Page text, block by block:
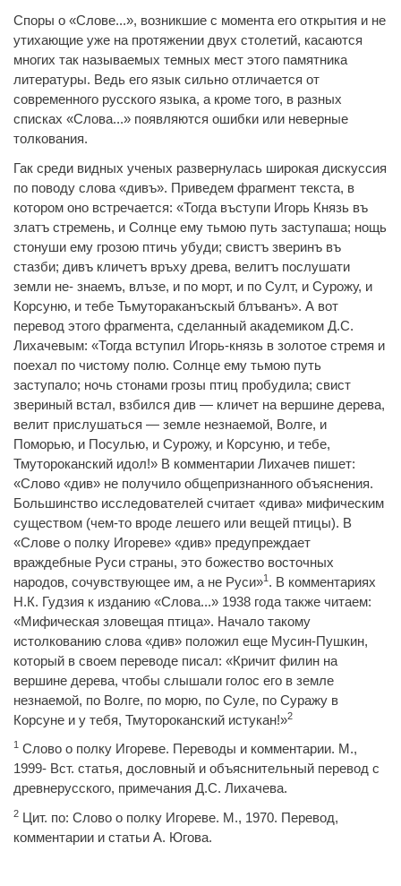
Споры о «Слове...», возникшие с момента его открытия и не
утихающие уже на протяжении двух столетий, касаются
многих так называемых темных мест этого памятника
литературы. Ведь его язык сильно отличается от
современного русского языка, а кроме того, в разных
списках «Слова...» появляются ошибки или неверные
толкования.
Гак среди видных ученых развернулась широкая дискуссия
по поводу слова «дивъ». Приведем фрагмент текста, в
котором оно встречается: «Тогда въступи Игорь Князь въ
златъ стремень, и Солнце ему тьмою путь заступаша; нощь
стонуши ему грозою птичь убуди; свистъ зверинъ въ
стазби; дивъ кличетъ връхy древа, велитъ послушати
земли не- знаемъ, влъзе, и по морт, и по Султ, и Сурожу, и
Корсуню, и тебе Тьмутораканъскый блъванъ». А вот
перевод этого фрагмента, сделанный академиком Д.С.
Лихачевым: «Тогда вступил Игорь-князь в золотое стремя и
поехал по чистому полю. Солнце ему тьмою путь
заступало; ночь стонами грозы птиц пробудила; свист
звериный встал, взбился див — кличет на вершине дерева,
велит прислушаться — земле незнаемой, Волге, и
Поморью, и Посулью, и Сурожу, и Корсуню, и тебе,
Тмутороканский идол!» В комментарии Лихачев пишет:
«Слово «див» не получило общепризнанного объяснения.
Большинство исследователей считает «дива» мифическим
существом (чем-то вроде лешего или вещей птицы). В
«Слове о полку Игореве» «див» предупреждает
враждебные Руси страны, это божество восточных
народов, сочувствующее им, а не Руси»1 . В комментариях
Н.К. Гудзия к изданию «Слова...» 1938 года также читаем:
«Мифическая зловещая птица». Начало такому
истолкованию слова «див» положил еще Мусин-Пушкин,
который в своем переводе писал: «Кричит филин на
вершине дерева, чтобы слышали голос его в земле
незнаемой, по Волге, по морю, по Суле, по Суражу в
Корсуне и у тебя, Тмутороканский истукан!»2
1 Слово о полку Игореве. Переводы и комментарии. М.,
1999- Вст. статья, дословный и объяснительный перевод с
древнерусского, примечания Д.С. Лихачева.
2 Цит. по: Слово о полку Игореве. М., 1970. Перевод,
комментарии и статьи А. Югова.